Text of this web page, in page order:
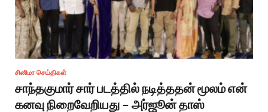
சினிமா செய்திகள்
சாந்தகுமார் சார் படத்தில் நடித்ததன் மூலம் என்
கனவு நிறைவேறியது – அர்ஜூன் தாஸ்